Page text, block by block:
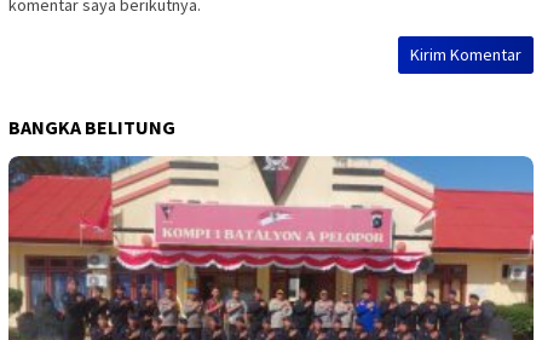
komentar saya berikutnya.
BANGKA BELITUNG